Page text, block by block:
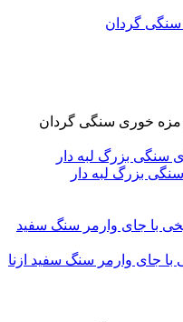
خوری سنگی گردان
بزرگ لبه دار
جای وارمر سنگ سفید ازنا